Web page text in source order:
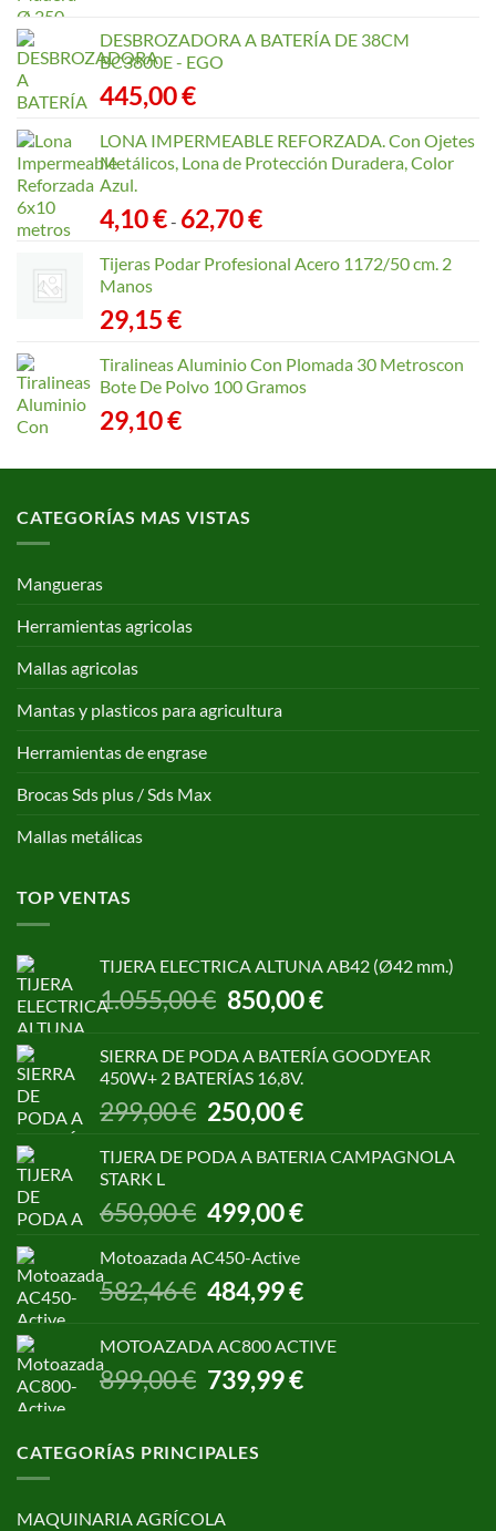
DESBROZADORA A BATERÍA DE 38CM
BC3800E - EGO
445,00€
LONA IMPERMEABLE REFORZADA. Con Ojetes
Metálicos, Lona de Protección Duradera, Color
Azul.
4,10€- 62,70€Rango
precios:
Tijeras Podar Profesional Acero 1172/50 cm. 2
Manos
29,15€
Tiralineas Aluminio Con Plomada 30 Metroscon
Bote De Polvo 100 Gramos
29,10€
CATEGORÍAS MAS VISTAS
Mangueras
Herramientas agricolas
Mallas agricolas
Mantas y plasticos para agricultura
Herramientas de engrase
Brocas Sds plus / Sds Max
Mallas metálicas
TOP VENTAS
TIJERA ELECTRICA ALTUNA AB42 (Ø42 mm.)
1.055,00€ El
precio
era:
1.055,00 €.
850,00€El
precio
es:
SIERRA DE PODA A BATERÍA GOODYEAR
450W+ 2 BATERÍAS 16,8V.
299,00€ El
precio
original
250,00€El
precio
actual
TIJERA DE PODA A BATERIA CAMPAGNOLA
STARK L
650,00€
El
precio
original
650,00 €.
499,00€El
precio
499,00 €.
Motoazada AC450-Active
582,46€
El
precio
era:
582,46 €.
484,99€El
precio
es:
484,99 €.
MOTOAZADA AC800 ACTIVE
899,00€ El
precio
era:
899,00 €.
739,99€El
precio
CATEGORÍAS PRINCIPALES
MAQUINARIA AGRÍCOLA